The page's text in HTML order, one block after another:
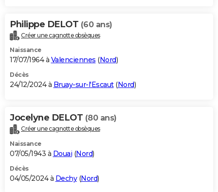
Philippe DELOT (60 ans)
Créer une cagnotte obsèques
Naissance
17/07/1964 à Valenciennes (Nord)
Décès
24/12/2024 à Bruay-sur-l'Escaut(Nord)
Jocelyne DELOT (80 ans)
Créer une cagnotte obsèques
Naissance
07/05/1943 à Douai (Nord)
Décès
04/05/2024 à Dechy(Nord)